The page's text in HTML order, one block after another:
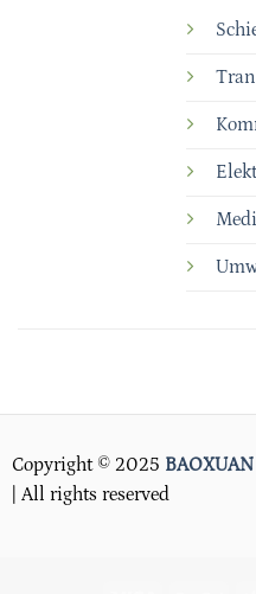
Copyright © 2025 BAOXUAN
| All rights reserved